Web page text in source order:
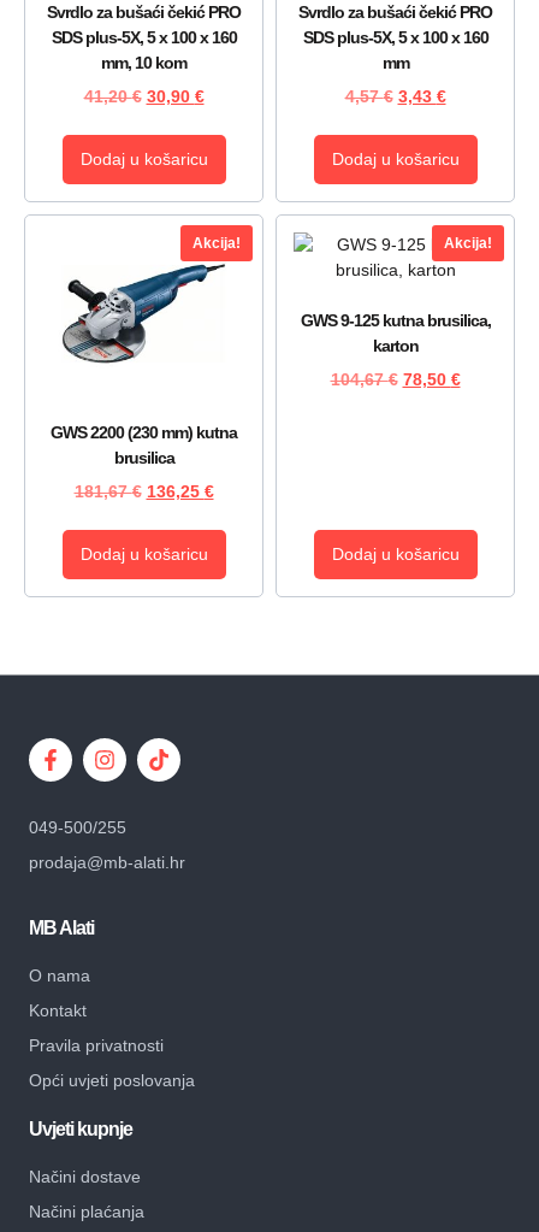
Svrdlo za bušaći čekić PRO
SDS plus-5X, 5 x 100 x 160
mm, 10 kom
41,20€ 30,90 €
Dodaj u košaricu
Svrdlo za bušaći čekić PRO
SDS plus-5X, 5 x 100 x 160
mm
4,57€ 3,43 €
Dodaj u košaricu
Akcija!
GWS 2200 (230 mm) kutna
brusilica
181,67€ 136,25 €
Dodaj u košaricu
Akcija!
GWS 9-125 kutna brusilica,
karton
104,67€ 78,50 €
Dodaj u košaricu
049-500/255
prodaja@mb-alati.hr
MB Alati
O nama
Kontakt
Pravila privatnosti
Opći uvjeti poslovanja
Uvjeti kupnje
Načini dostave
Načini plaćanja